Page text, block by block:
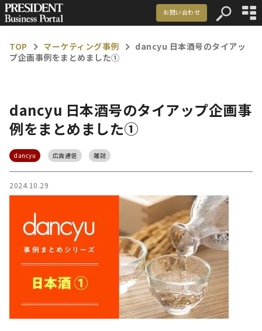
お問い合わせ
資料ダウンロード
マーケティング事例
お知らせ
メルマガ登録
TOP マーケティング事例
dancyu 日本酒号のタイアッ
プ企画事例をまとめました①
dancyu 日本酒号のタイアップ企画事
例をまとめました①
dancyu 広告通信 雑誌
2024.10.29